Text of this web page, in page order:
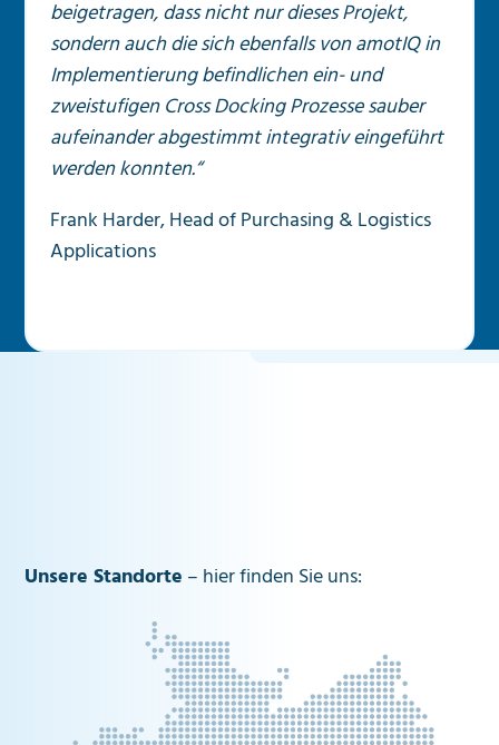
beigetragen, dass nicht nur dieses Projekt,
sondern auch die sich ebenfalls von amotIQ in
Implementierung befindlichen ein- und
zweistufigen Cross Docking Prozesse sauber
aufeinander abgestimmt integrativ eingeführt
werden konnten.“
Frank Harder, Head of Purchasing & Logistics
Applications
Unsere Standorte – hier finden Sie uns: